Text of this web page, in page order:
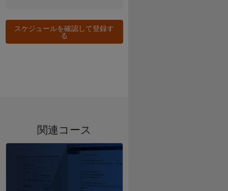
スケジュールを確認して登録す
る
関連コース